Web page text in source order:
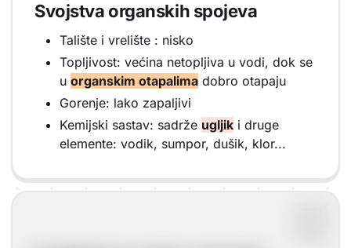
Svojstva organskih spojeva
Talište i vrelište : nisko
Topljivost: većina netopljiva u vodi, dok se
u organskim otapalima dobro otapaju
Gorenje: lako zapaljivi
Kemijski sastav: sadrže ugljik i druge
elemente: vodik, sumpor, dušik, klor...